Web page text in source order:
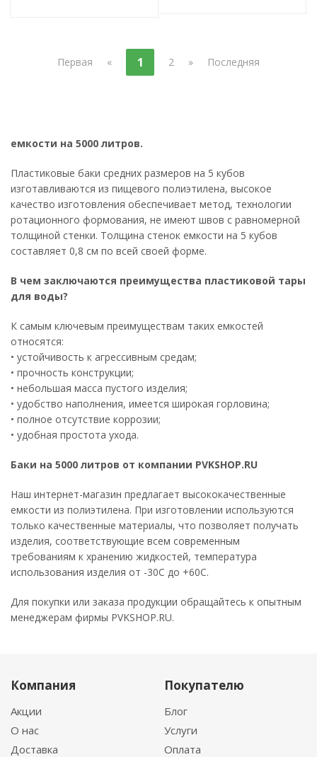
Первая « 1 2 » Последняя
емкости на 5000 литров.
Пластиковые баки средних размеров на 5 кубов
изготавливаются из пищевого полиэтилена, высокое
качество изготовления обеспечивает метод, технологии
ротационного формования, не имеют швов с равномерной
толщиной стенки. Толщина стенок емкости на 5 кубов
составляет 0,8 см по всей своей форме.
В чем заключаются преимущества пластиковой тары
для воды?
К самым ключевым преимуществам таких емкостей
относятся:
• устойчивость к агрессивным средам;
• прочность конструкции;
• небольшая масса пустого изделия;
• удобство наполнения, имеется широкая горловина;
• полное отсутствие коррозии;
• удобная простота ухода.
Баки на 5000 литров от компании PVKSHOP.RU
Наш интернет-магазин предлагает высококачественные
емкости из полиэтилена. При изготовлении используются
только качественные материалы, что позволяет получать
изделия, соответствующие всем современным
требованиям к хранению жидкостей, температура
использования изделия от -30С до +60С.
Для покупки или заказа продукции обращайтесь к опытным
менеджерам фирмы PVKSHOP.RU.
Компания
Акции
О нас
Доставка
Покупателю
Блог
Услуги
Оплата